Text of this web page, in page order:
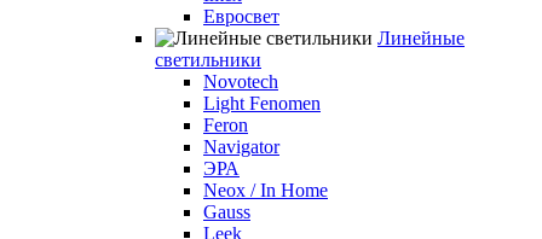
Евросвет
Линейные
светильники
Novotech
Light Fenomen
Feron
Navigator
ЭРА
Neox / In Home
Gauss
Leek